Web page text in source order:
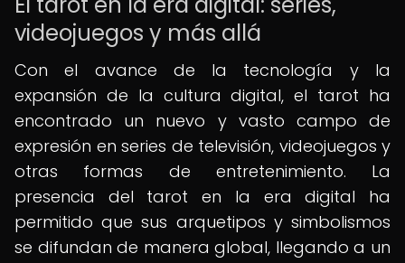
videojuegos y más allá
Con el avance de la tecnología y la
expansión de la cultura digital, el tarot ha
encontrado un nuevo y vasto campo de
expresión en series de televisión, videojuegos y
otras formas de entretenimiento. La
presencia del tarot en la era digital ha
permitido que sus arquetipos y simbolismos
se difundan de manera global, llegando a un